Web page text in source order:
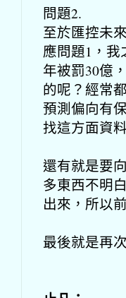
問題2.
至於匯控未
應問題1， 我
年被罰30億
的呢？經常
預測偏向有
找這方面資
還有就是要
多東西不明
出來， 所以
最後就是再